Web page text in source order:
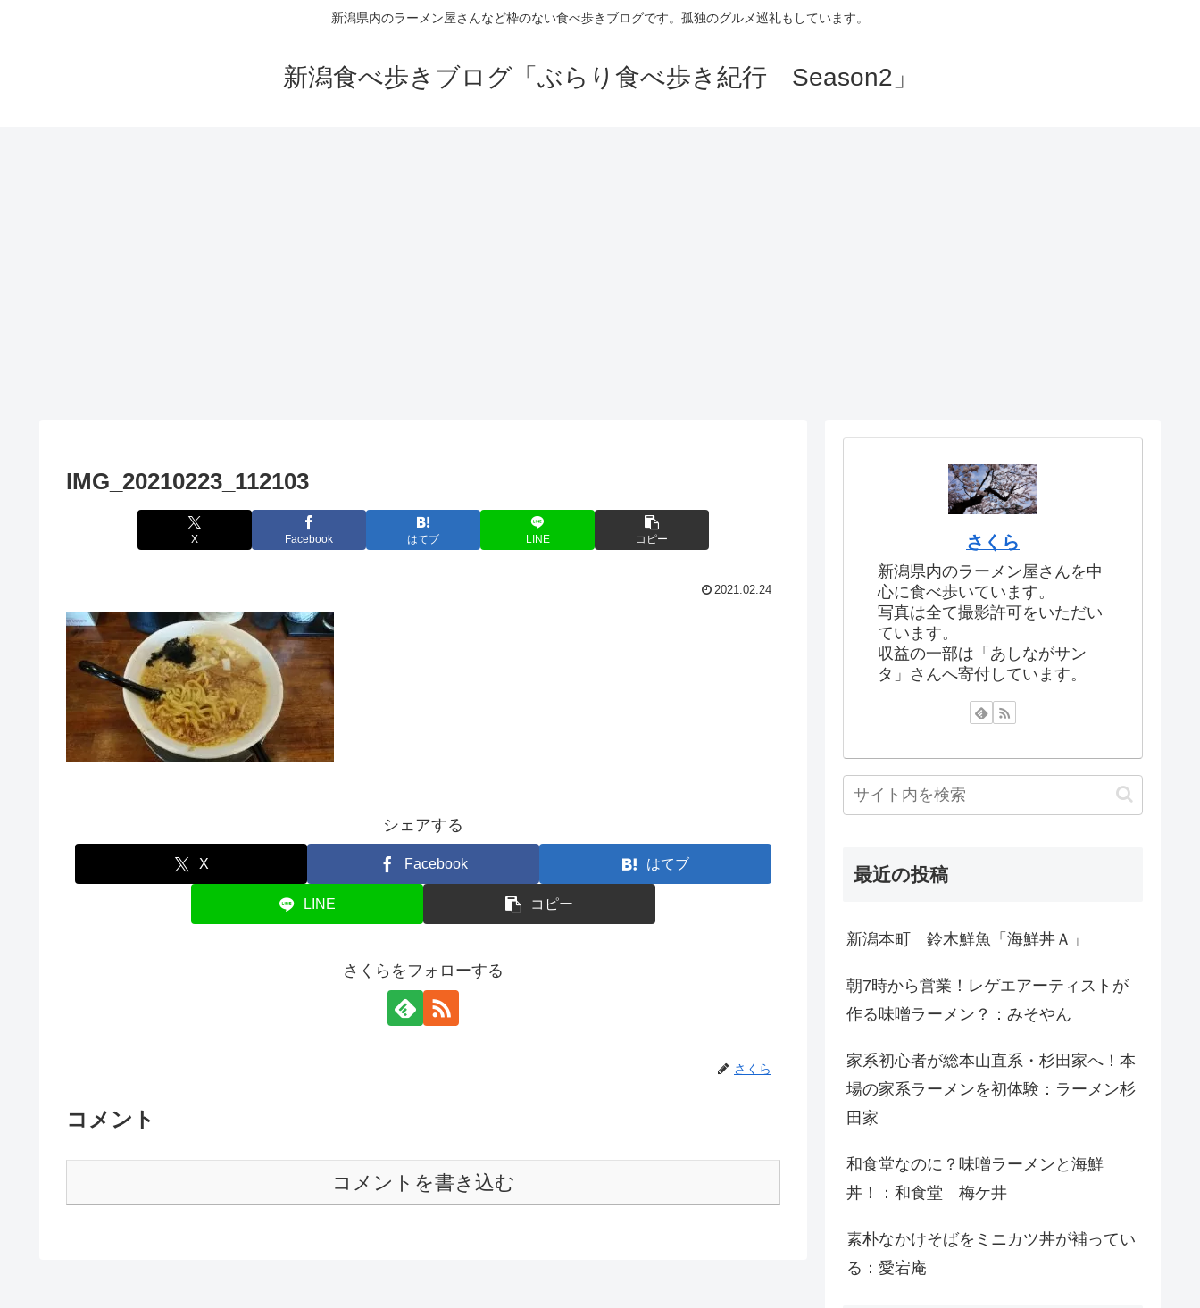
新潟県内のラーメン屋さんなど枠のない食べ歩きブログです。孤独のグルメ巡礼もしています。
新潟食べ歩きブログ「ぶらり食べ歩き紀行 Season2」
IMG_20210223_112103
X Facebook はてブ LINE コピー
2021.02.24
シェアする
X Facebook はてブ
LINE コピー
さくらをフォローする
さくら
コメント
コメントを書き込む
さくら
新潟県内のラーメン屋さんを中
心に食べ歩いています。
写真は全て撮影許可をいただい
ています。
収益の一部は「あしながサン
タ」さんへ寄付しています。
最近の投稿
新潟本町 鈴木鮮魚「海鮮丼Ａ」
朝7時から営業！レゲエアーティストが
作る味噌ラーメン？：みそやん
家系初心者が総本山直系・杉田家へ！本
場の家系ラーメンを初体験：ラーメン杉
田家
和食堂なのに？味噌ラーメンと海鮮
丼！：和食堂 梅ケ井
素朴なかけそばをミニカツ丼が補ってい
る：愛宕庵